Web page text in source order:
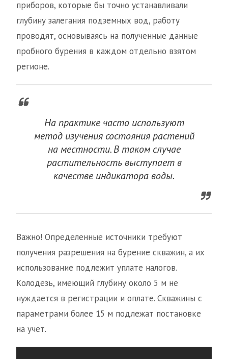
приборов, которые бы точно устанавливали
глубину залегания подземных вод, работу
проводят, основываясь на полученные данные
пробного бурения в каждом отдельно взятом
регионе.
На практике часто используют
метод изучения состояния растений
на местности. В таком случае
растительность выступает в
качестве индикатора воды.
Важно! Определенные источники требуют
получения разрешения на бурение скважин, а их
использование подлежит уплате налогов.
Колодезь, имеющий глубину около 5 м не
нуждается в регистрации и оплате. Скважины с
параметрами более 15 м подлежат постановке
на учет.